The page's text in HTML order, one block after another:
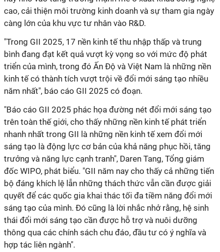
cao, cải thiện môi trường kinh doanh và sự tham gia ngày
càng lớn của khu vực tư nhân vào R&D.
"Trong GII 2025, 17 nền kinh tế thu nhập thấp và trung
bình đang đạt kết quả vượt kỳ vọng so với mức độ phát
triển của mình, trong đó Ấn Độ và Việt Nam là những nền
kinh tế có thành tích vượt trội về đổi mới sáng tạo nhiều
năm nhất", báo cáo GII 2025 có đoạn.
"Báo cáo GII 2025 phác họa đường nét đổi mới sáng tạo
trên toàn thế giới, cho thấy những nền kinh tế phát triển
nhanh nhất trong GII là những nền kinh tế xem đổi mới
sáng tạo là động lực cơ bản của khả năng phục hồi, tăng
trưởng và năng lực cạnh tranh", Daren Tang, Tổng giám
đốc WIPO, phát biểu. "GII năm nay cho thấy cả những tiến
bộ đáng khích lệ lẫn những thách thức vẫn cần được giải
quyết để các quốc gia khai thác tối đa tiềm năng đổi mới
sáng tạo của mình. Đó cũng là lời nhắc nhở rằng, hệ sinh
thái đổi mới sáng tạo cần được hỗ trợ và nuôi dưỡng
thông qua các chính sách chu đáo, đầu tư có ý nghĩa và
hợp tác liên ngành".